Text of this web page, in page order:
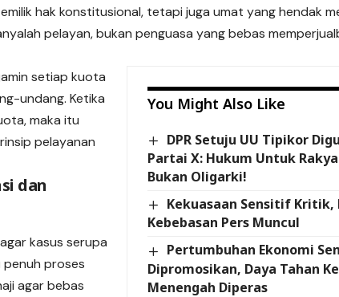
hak konstitusional, tetapi juga umat yang hendak
pelayan, bukan penguasa yang bebas
You Might Also Like
DPR Setuju UU Tipikor
Partai X: Hukum Untuk
Bukan Oligarki!
Kekuasaan Sensitif Kritik,
Kebebasan Pers Muncul
Pertumbuhan Ekonomi
Dipromosikan, Daya Tahan
Menengah Diperas
setiap kuota
undang. Ketika
maka itu
pelayanan
dan
kasus serupa
penuh proses
agar bebas